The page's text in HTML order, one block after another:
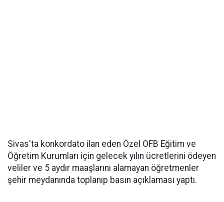
Sivas'ta konkordato ilan eden Özel OFB Eğitim ve
Öğretim Kurumları için gelecek yılın ücretlerini ödeyen
veliler ve 5 aydır maaşlarını alamayan öğretmenler
şehir meydanında toplanıp basın açıklaması yaptı.